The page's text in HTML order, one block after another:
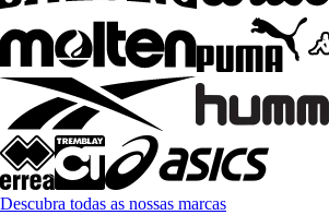
Descubra todas as nossas marcas